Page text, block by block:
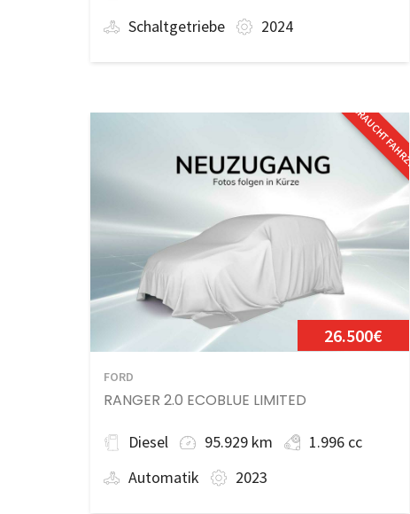
Schaltgetriebe
2024
GEBRAUCHTFAHRZEUG
26.500€
FORD
RANGER 2.0 ECOBLUE LIMITED
Diesel 95.929 km
1.996 cc
Automatik
2023